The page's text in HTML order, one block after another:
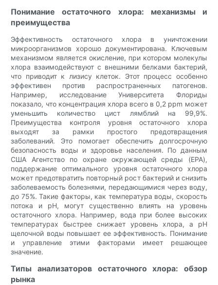
Понимание остаточного хлора: механизмы и
преимущества
Эффективность остаточного хлора в уничтожении
микроорганизмов хорошо документирована. Ключевым
механизмом является окисление, при котором молекулы
хлора взаимодействуют с внешними белками бактерий,
что приводит к лизису клеток. Этот процесс особенно
эффективен против распространенных патогенов.
Например, исследование Университета Флориды
показало, что концентрация хлора всего в 0,2 ppm может
уменьшить количество цист лямблий на 99,9%.
Преимущества контроля уровня остаточного хлора
выходят за рамки простого предотвращения
заболеваний. Это помогает обеспечить долгосрочную
безопасность воды и здоровье населения. По данным
США Агентство по охране окружающей среды (EPA),
поддержание оптимального уровня остаточного хлора
может предотвратить повторный рост бактерий и снизить
заболеваемость болезнями, передающимися через воду,
до 75%. Такие факторы, как температура воды, скорость
потока и pH, могут существенно влиять на уровень
остаточного хлора. Например, вода при более высоких
температурах быстрее снижает уровень хлора, а pH
щелочной воды повышает ее эффективность. Понимание
и управление этими факторами имеет решающее
значение.
Типы анализаторов остаточного хлора: обзор
рынка